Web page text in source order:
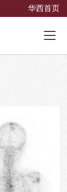
华西首页